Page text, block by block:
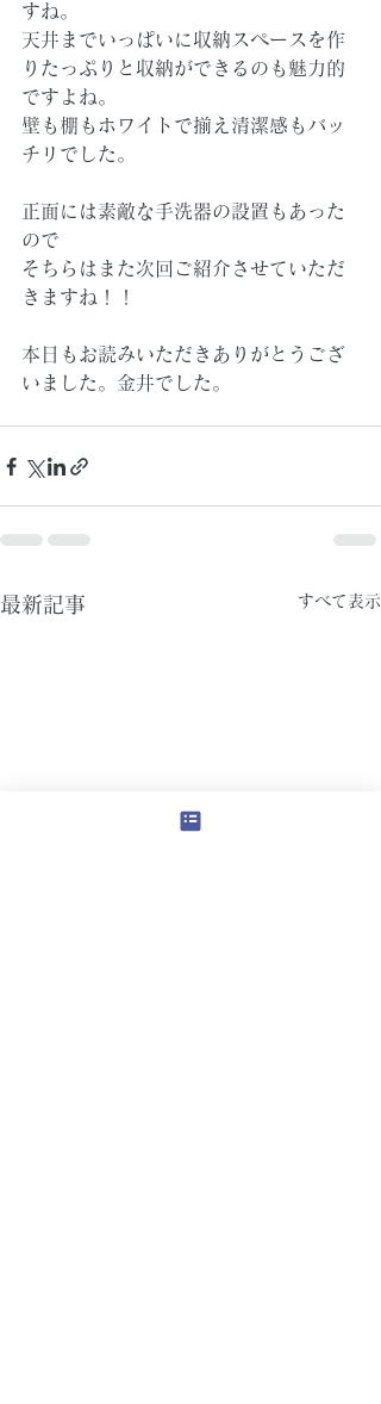
すね。
天井までいっぱいに収納スペースを作
りたっぷりと収納ができるのも魅力的
ですよね。
壁も棚もホワイトで揃え清潔感もバッ
チリでした。
正面には素敵な手洗器の設置もあった
ので
そちらはまた次回ご紹介させていただ
きますね！！
本日もお読みいただきありがとうござ
いました。金井でした。
最新記事 すべて表示